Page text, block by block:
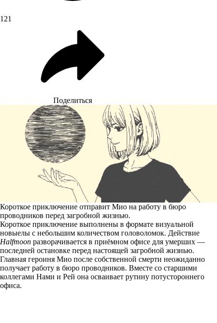
121
Поделиться
Короткое приключение отправит Мио на работу в бюро
проводников перед загробной жизнью.
Короткое приключение выполнены в формате визуальной
новыелы с небольшим количеством головоломок. Действие
Halfmoon разворачивается в приёмном офисе для умерших —
последней остановке перед настоящей загробной жизнью.
Главная героиня Мио после собственной смерти неожиданно
получает работу в бюро проводников. Вместе со старшими
коллегами Нами и Рей она осваивает рутину потустороннего
офиса.